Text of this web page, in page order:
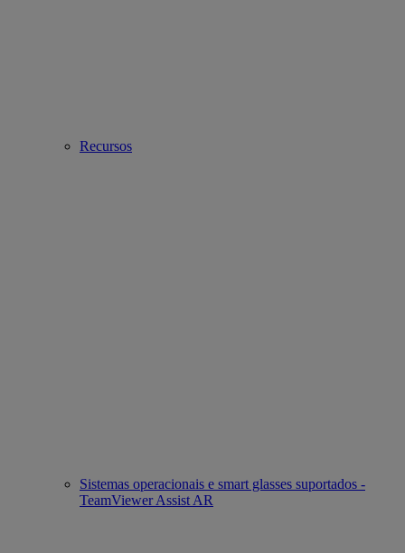
Recursos
Sistemas operacionais e smart glasses suportados -
TeamViewer Assist AR